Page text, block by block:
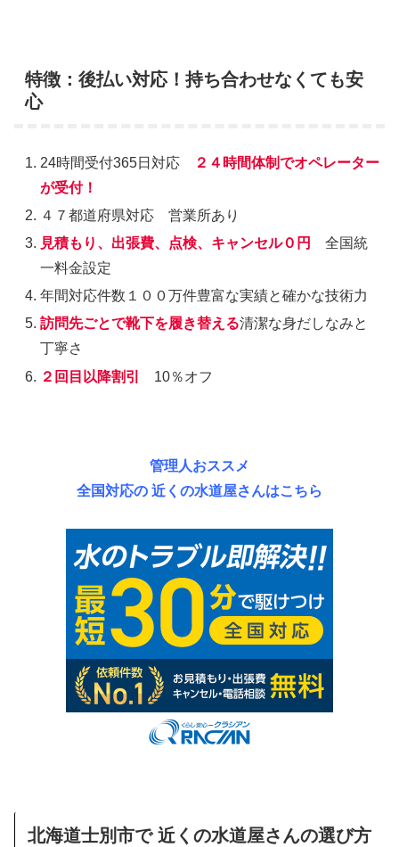
特徴：後払い対応！持ち合わせなくても安
心
24時間受付365日対応
２４時間体制でオペレーター
が受付！
４７都道府県対応 営業所あり
見積もり、出張費、点検、キャンセル０円
全国統
一料金設定
年間対応件数１００万件豊富な実績と確かな技術力
訪問先ごとで靴下を履き替える清潔な身だしなみと
丁寧さ
２回目以降割引
10％オフ
管理人おススメ
全国対応の 近くの水道屋さんはこちら
北海道士別市で 近くの水道屋さんの選び方